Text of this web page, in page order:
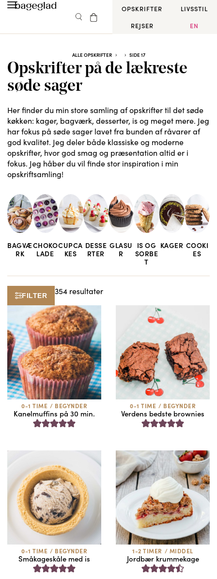
OPSKRIFTER
LIVSSTIL
REJSER
EN
ALLE OPSKRIFTER SIDE 17
Opskrifter på de lækreste
søde sager
Her finder du min store samling af opskrifter til det søde
køkken: kager, bagværk, desserter, is og meget mere. Jeg
har fokus på søde sager lavet fra bunden af råvarer af
god kvalitet. Jeg deler både klassiske og moderne
opskrifter, hvor god smag og præsentation altid er i
fokus. Jeg håber du vil finde stor inspiration i min
opskriftsamling!
BAGVÆ
RK
CHOKO
LADE
CUPCA
KES
DESSE
RTER
GLASU
R
IS OG
SORBE
T
KAGER COOKI
ES
FILTER 354 resultater
0-1 TIME / BEGYNDER
Kanelmuffins på 30 min.
0-1 TIME / BEGYNDER
Verdens bedste brownies
0-1 TIME / BEGYNDER
Småkageskåle med is
1-2 TIMER / MIDDEL
Jordbær krummekage